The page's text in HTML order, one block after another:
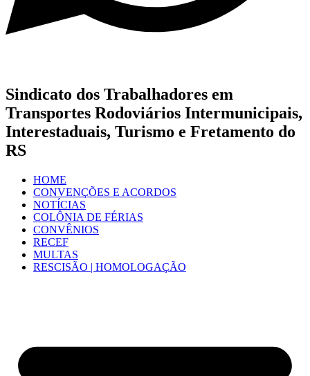
Sindicato dos Trabalhadores em
Transportes Rodoviários Intermunicipais,
Interestaduais, Turismo e Fretamento do
RS
HOME
CONVENÇÕES E ACORDOS
NOTÍCIAS
COLÔNIA DE FÉRIAS
CONVÊNIOS
RECEF
MULTAS
RESCISÃO | HOMOLOGAÇÃO